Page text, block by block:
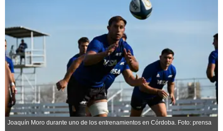
Espacio empresas
Sociedad y tiempo
libre
Sociedad
Tecnología
Turismo
Salud
Es viral
El tiempo
Fúnebres
Clasificados
Joaquín Moro durante uno de los entrenamientos en Córdoba. Foto: prensa